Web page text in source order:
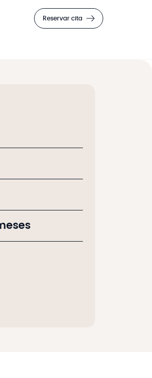
Reservar cita